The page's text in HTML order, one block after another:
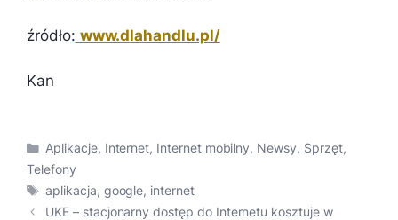
źródło: www.dlahandlu.pl/
Kan
Kategorie
Aplikacje, Internet, Internet mobilny, Newsy, Sprzęt,
Telefony
Tagi
aplikacja, google, internet
UKE – stacjonarny dostęp do Internetu kosztuje w